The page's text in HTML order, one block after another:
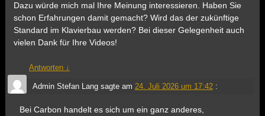
Dazu würde mich mal Ihre Meinung interessieren. Haben Sie
schon Erfahrungen damit gemacht? Wird das der zukünftige
Standard im Klavierbau werden? Bei dieser Gelegenheit auch
vielen Dank für Ihre Videos!
Antworten ↓
Admin Stefan Langsagte am 24. Juli 2026 um 17:42 :
Bei Carbon handelt es sich um ein ganz anderes,